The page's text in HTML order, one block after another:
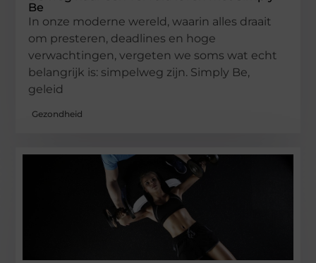
Be
In onze moderne wereld, waarin alles draait
om presteren, deadlines en hoge
verwachtingen, vergeten we soms wat echt
belangrijk is: simpelweg zijn. Simply Be,
geleid
Gezondheid